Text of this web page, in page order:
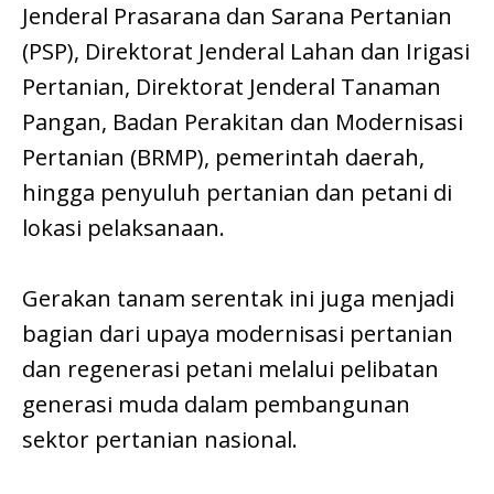
Jenderal Prasarana dan Sarana Pertanian
(PSP), Direktorat Jenderal Lahan dan Irigasi
Pertanian, Direktorat Jenderal Tanaman
Pangan, Badan Perakitan dan Modernisasi
Pertanian (BRMP), pemerintah daerah,
hingga penyuluh pertanian dan petani di
lokasi pelaksanaan.
Gerakan tanam serentak ini juga menjadi
bagian dari upaya modernisasi pertanian
dan regenerasi petani melalui pelibatan
generasi muda dalam pembangunan
sektor pertanian nasional.